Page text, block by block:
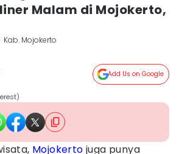
Malam di Mojokerto,
Kab. Mojokerto
Add Us on Google
Mojokerto juga punya